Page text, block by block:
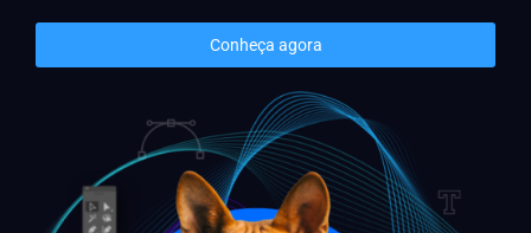
Conheça agora